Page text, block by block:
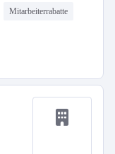
Mitarbeiterrabatte